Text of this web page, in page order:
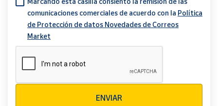
comunicaciones comerciales de acuerdo con la Política
de Protección de datos Novedades de Correos
Market
ENVIAR